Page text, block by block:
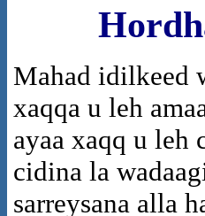
Mahad idilkeed
xaqqa u leh
ayaa xaqq u leh
cidina la
sarreysana alla